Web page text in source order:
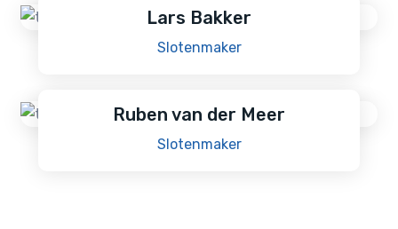
Lars Bakker
Slotenmaker
Ruben van der Meer
Slotenmaker